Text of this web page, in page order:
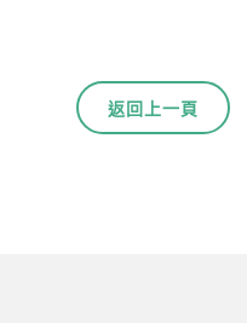
返回上一頁